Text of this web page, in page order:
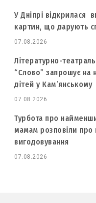
У Дніпрі відкрилася
картин, що дарують
07.08.2026
Літературно-
“Слово” запрошує на
дітей у Кам’янському
07.08.2026
Турбота про
мамам розповіли про
вигодовування
07.08.2026